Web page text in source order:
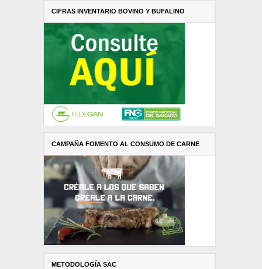
CIFRAS INVENTARIO BOVINO Y BUFALINO
CAMPAÑA FOMENTO AL CONSUMO DE CARNE
METODOLOGÍA SAC